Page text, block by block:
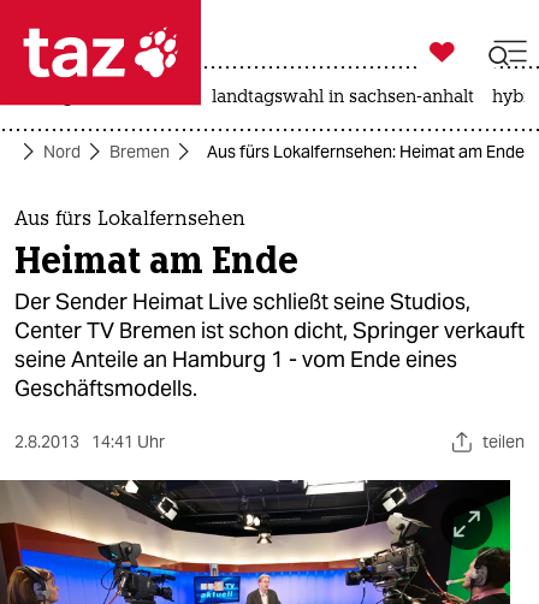
 taz zahl ich
taz zahl ich
themen
politik
öko
gesellschaft
kultur
sport
berlin
nord

taz zahl ich
landtagswahl in sachsen-anhalt
Nord Bremen Aus fürs Lokalfernsehen: Heimat am Ende
Aus fürs Lokalfernsehen
Heimat am Ende
Der Sender Heimat Live schließt seine Studios,
Center TV Bremen ist schon dicht, Springer verkauft
seine Anteile an Hamburg 1 - vom Ende eines
Geschäftsmodells.
2.8.2013 14:41 Uhr teilen